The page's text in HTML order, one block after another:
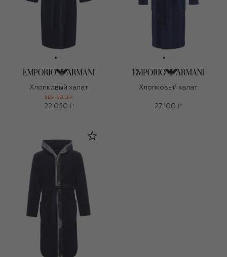
Хлопковый халат
BEST-SELLER
22 050 ₽
Хлопковый халат
27 100 ₽